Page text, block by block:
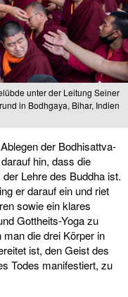
unter der Leitung Seiner
in Bodhgaya, Bihar, Indien
der Bodhisattva-
hin, dass die
Lehre des Buddha ist.
er darauf ein und riet
sowie ein klares
Gottheits-Yoga zu
die drei Körper in
ist, den Geist des
Todes manifestiert, zu